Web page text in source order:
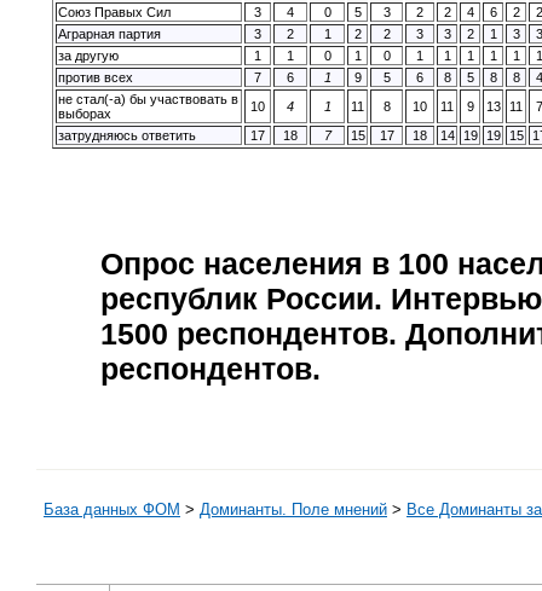
Союз Правых Сил
3 4 0 5 3 2 2 4 6 2
2
Аграрная партия
3 2 1 2 2 3 3 2 1 3
3
за другую
1 1 0 1 0 1 1 1 1 1
1
против всех
7 6 1 9 5 6 8 5 8 8
4
не стал(-а) бы участвовать в
выборах
10 4 1 11 8 10 11 9 13 11
7
затрудняюсь ответить
17 18 7 15 17 18 14 19 19 15
Опрос населения в 100
республик России.
1500 респондентов.
респондентов.
База данных ФОМ > Доминанты. Поле мнений > Все Доминанты